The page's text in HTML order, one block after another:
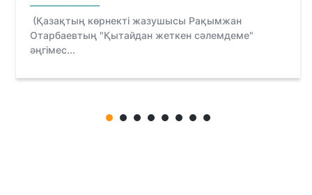
(Қазақтың көрнекті жазушысы Рақымжан
Отарбаевтың "Қытайдан жеткен сәлемдеме"
әңгімес...